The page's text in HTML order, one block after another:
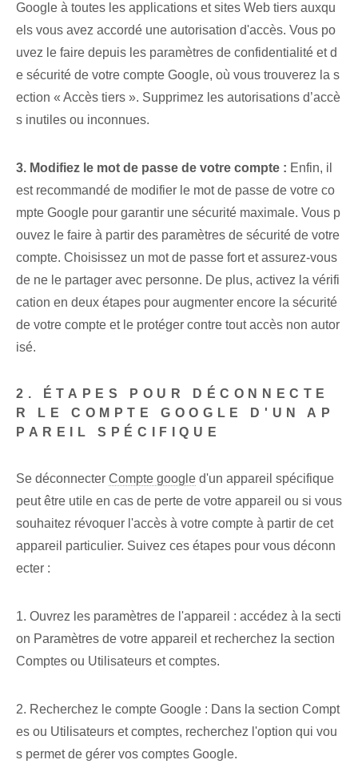
Google à toutes les applications et sites Web tiers auxqu
els vous avez accordé une autorisation d'accès. Vous po
uvez le faire depuis les paramètres de confidentialité et d
e sécurité de votre compte Google, où vous trouverez la s
ection « Accès tiers ». Supprimez les autorisations d’accè
s inutiles ou inconnues.
3. Modifiez le mot de passe de votre compte : Enfin, il
est recommandé de modifier le mot de passe de votre co
mpte Google pour garantir une sécurité maximale. Vous p
ouvez le faire à partir des paramètres de sécurité de votre
compte. Choisissez un mot de passe fort et assurez-vous
de ne le partager avec personne. De plus, activez la vérifi
cation en deux étapes pour augmenter encore la sécurité
de votre compte et le protéger contre tout accès non autor
isé.
2. ÉTAPES POUR DÉCONNECTE
R LE COMPTE GOOGLE D'UN AP
PAREIL SPÉCIFIQUE
Se déconnecter Compte google d'un appareil spécifique
peut être utile en cas de perte de votre appareil ou si vous
souhaitez révoquer l'accès à votre compte à partir de cet
appareil particulier. Suivez ces étapes pour vous déconn
ecter :
1. Ouvrez les paramètres de l'appareil : accédez à la secti
on Paramètres de votre appareil et recherchez la section
Comptes ou Utilisateurs et comptes.
2. Recherchez le compte Google : Dans la section Compt
es ou Utilisateurs et comptes, recherchez l'option qui vou
s permet de gérer vos comptes Google.